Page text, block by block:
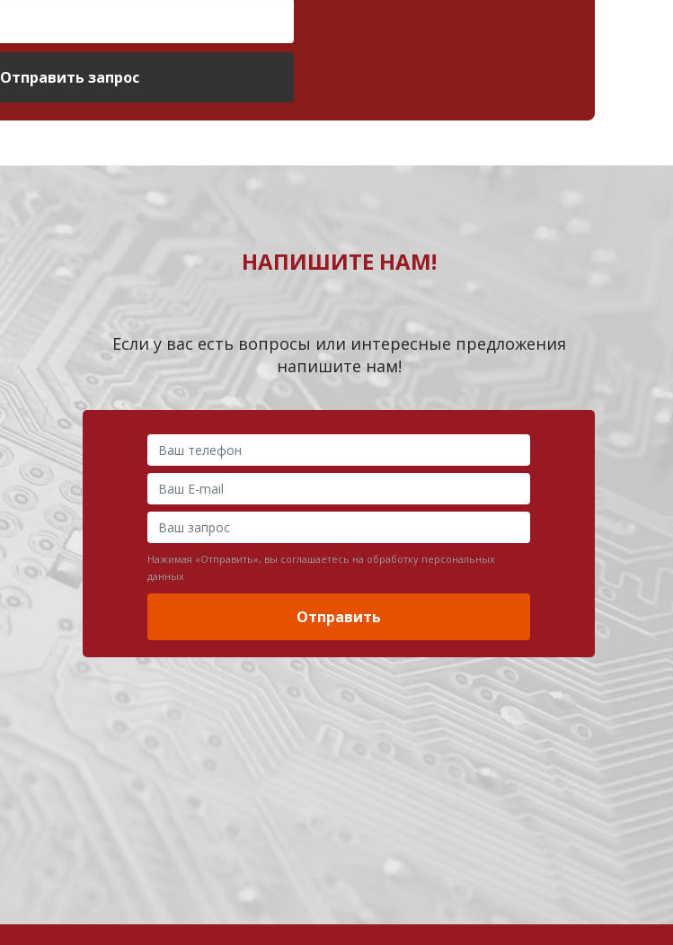
Отправить запрос
НАПИШИТЕ НАМ!
Если у вас есть вопросы или интересные предложения
напишите нам!
Нажимая «Отправить», вы соглашаетесь на обработку персональных
данных
Отправить